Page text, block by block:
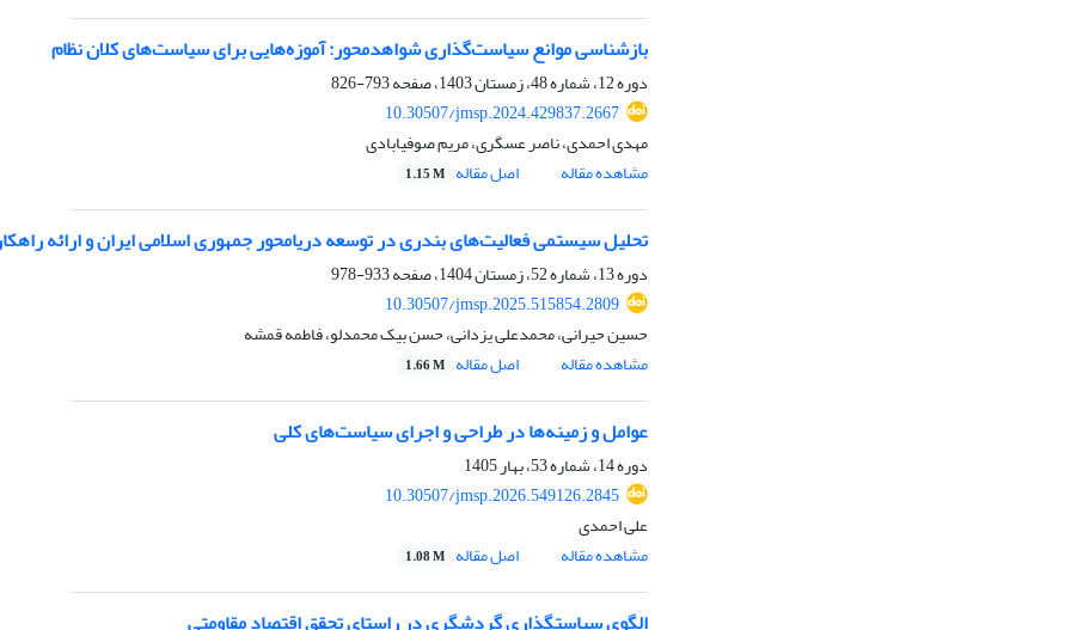
بازشناسی موانع سیاست‌گذاری شواهدمحور: آموزه‌هایی برای سیاست‌های کلان نظام
دوره 12، شماره 48، زمستان 1403، صفحه
793-826
10.30507/jmsp.2024.429837.2667
مهدی احمدی، ناصر عسگری، مریم صوفیابادی
مشاهده مقاله
اصل مقاله 1.15 M
تحلیل سیستمی‌ فعالیت‌های‌ بندری در توسعه دریامحور جمهوری اسلامی ایران و ارائه
دوره 13، شماره 52، زمستان 1404، صفحه
933-978
10.30507/jmsp.2025.515854.2809
حسین حیرانی، محمدعلی یزدانی، حسن بیک محمدلو، فاطمه قمشه
مشاهده مقاله
اصل مقاله 1.66 M
عوامل و زمینه‌ها در طراحی و اجرای سیاست‌های کلی
دوره 14، شماره 53، بهار 1405
10.30507/jmsp.2026.549126.2845
علی احمدی
مشاهده مقاله
اصل مقاله 1.08 M